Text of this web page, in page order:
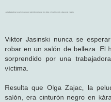
La trabajadora rusa le mantuvo retenido durante tres días y le alimentó a base de viagra
Viktor Jasinski nunca se
robar en un salón de belleza. El
sorprendido por una
víctima.
Resulta que Olga Zajac, la
salón, era cinturón negro en